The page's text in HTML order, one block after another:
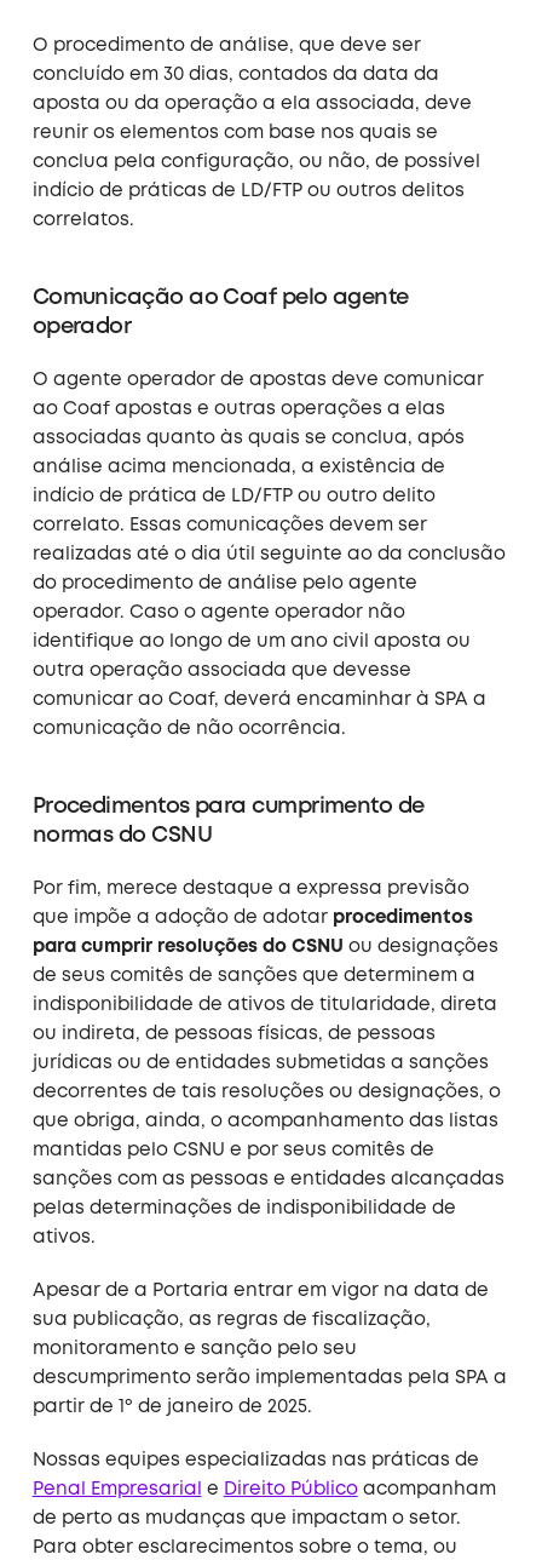
O procedimento de análise, que deve ser
concluído em 30 dias, contados da data da
aposta ou da operação a ela associada, deve
reunir os elementos com base nos quais se
conclua pela configuração, ou não, de possível
indício de práticas de LD/FTP ou outros delitos
correlatos.
Comunicação ao Coaf pelo agente
operador
O agente operador de apostas deve comunicar
ao Coaf apostas e outras operações a elas
associadas quanto às quais se conclua, após
análise acima mencionada, a existência de
indício de prática de LD/FTP ou outro delito
correlato. Essas comunicações devem ser
realizadas até o dia útil seguinte ao da conclusão
do procedimento de análise pelo agente
operador. Caso o agente operador não
identifique ao longo de um ano civil aposta ou
outra operação associada que devesse
comunicar ao Coaf, deverá encaminhar à SPA a
comunicação de não ocorrência.
Procedimentos para cumprimento de
normas do CSNU
Por fim, merece destaque a expressa previsão
que impõe a adoção de adotar procedimentos
para cumprir resoluções do CSNU ou designações
de seus comitês de sanções que determinem a
indisponibilidade de ativos de titularidade, direta
ou indireta, de pessoas físicas, de pessoas
jurídicas ou de entidades submetidas a sanções
decorrentes de tais resoluções ou designações, o
que obriga, ainda, o acompanhamento das listas
mantidas pelo CSNU e por seus comitês de
sanções com as pessoas e entidades alcançadas
pelas determinações de indisponibilidade de
ativos.
Apesar de a Portaria entrar em vigor na data de
sua publicação, as regras de fiscalização,
monitoramento e sanção pelo seu
descumprimento serão implementadas pela SPA a
partir de 1º de janeiro de 2025.
Nossas equipes especializadas nas práticas de
Penal Empresarial
e Direito Públicoacompanham
de perto as mudanças que impactam o setor.
Para obter esclarecimentos sobre o tema, ou